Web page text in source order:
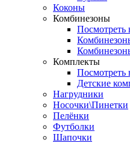
Коконы
Комбинезоны
Посмотреть
Комплекты
Посмотреть
Детские
Нагрудники
Носочки\Пинетки
Пелёнки
Футболки
Шапочки